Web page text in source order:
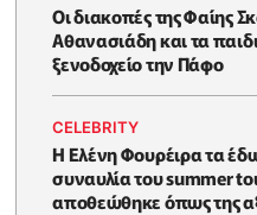
Οι διακοπές της Φαίης
Αθανασιάδη και τα
ξενοδοχείο την Πάφο
CELEBRITY
Η Ελένη Φουρέιρα τα
συναυλία του summer
αποθεώθηκε όπως της